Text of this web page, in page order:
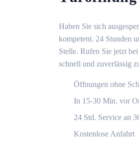
Haben Sie sich
kompetent. 24 Stunden
Stelle. Rufen Sie jetzt
schnell und zuverlässig
Öffnungen ohne
In 15-30 Min. vor
24 Std. Service an
Kostenlose Anfahrt